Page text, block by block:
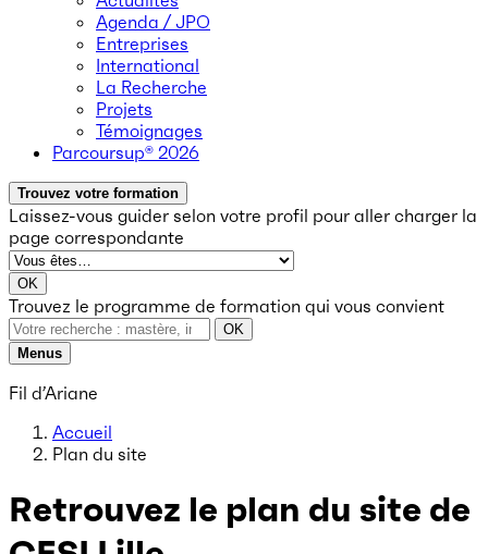
Agenda / JPO
Entreprises
International
La Recherche
Projets
Témoignages
Parcoursup® 2026
Trouvez votre formation
Laissez-vous guider selon votre profil pour aller charger la
page correspondante
OK
Trouvez le programme de formation qui vous convient
OK
Menus
Fil d’Ariane
Accueil
Plan du site
Retrouvez le plan du site de